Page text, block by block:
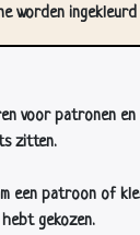
worden
voor patronen en
zitten.
een patroon of
gekozen.